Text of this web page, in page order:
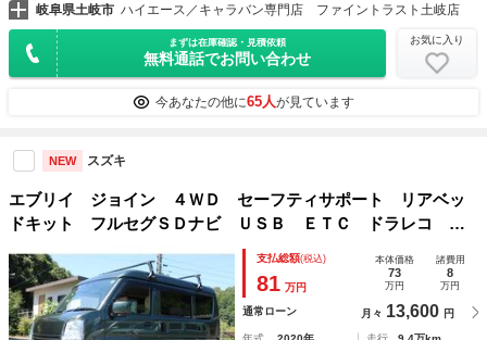
岐阜県土岐市 ハイエース／キャラバン専門店 ファイントラスト土岐店
まずは在庫確認・見積依頼
無料通話でお問い合わせ
お気に入り
今あなたの他に65人が見ています
NEW スズキ
エブリイ ジョイン ４ＷＤ セーフティサポート リアベッ
ドキット フルセグＳＤナビ ＵＳＢ ＥＴＣ ドラレコ キ
ャリア 両側スライドドア キーレス 車中泊 キャンピン
グ ＬＥＤヘッドライト 切替４ＷＤ
支払総額(税込)
81 万円
本体価格
73
万円
諸費用
8
万円
通常ローン 月々 13,600 円